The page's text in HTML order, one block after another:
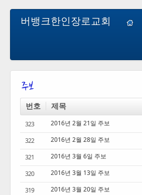
버뱅크한인장로교회
번호 제목
323 2016년 2월 21일 주보
322 2016년 2월 28일 주보
321 2016년 3월 6일 주보
320 2016년 3월 13일 주보
319 2016년 3월 20일 주보